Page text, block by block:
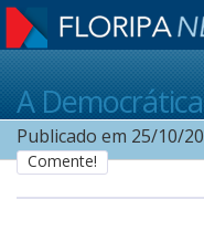
Home
Notícias
A
Publicado em 25/10/
Comente!